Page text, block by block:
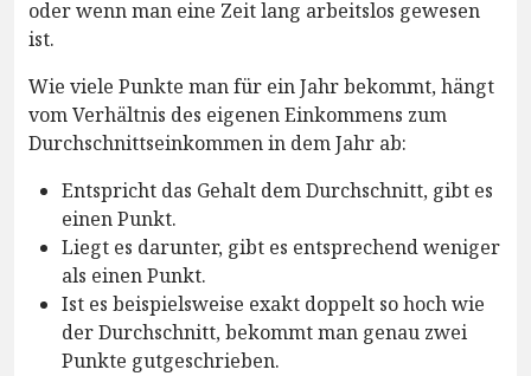
oder wenn man eine Zeit lang arbeitslos gewesen
ist.
Wie viele Punkte man für ein Jahr bekommt, hängt
vom Verhältnis des eigenen Einkommens zum
Durchschnittseinkommen in dem Jahr ab:
Entspricht das Gehalt dem Durchschnitt, gibt es
einen Punkt.
Liegt es darunter, gibt es entsprechend weniger
als einen Punkt.
Ist es beispielsweise exakt doppelt so hoch wie
der Durchschnitt, bekommt man genau zwei
Punkte gutgeschrieben.